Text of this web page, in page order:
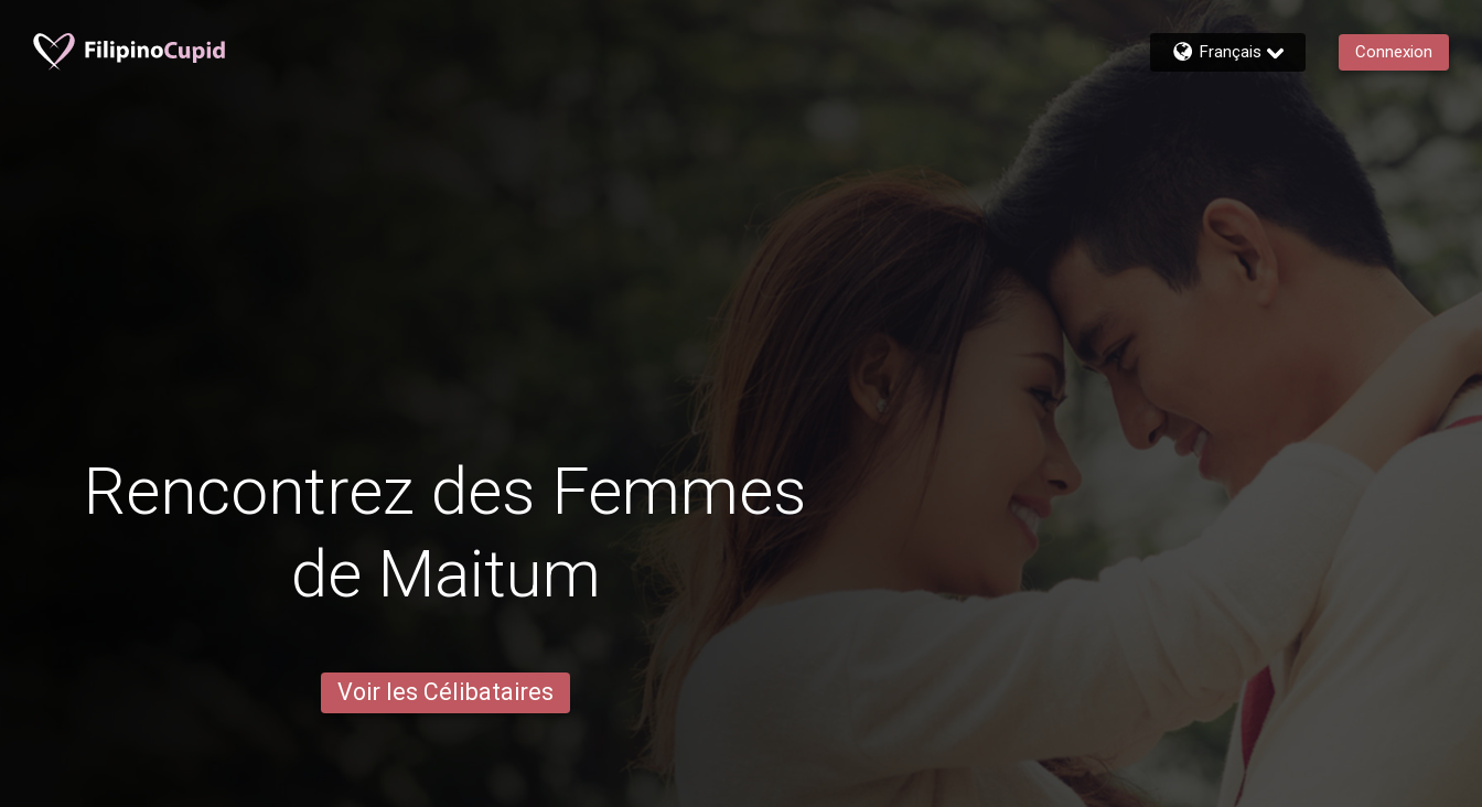
Français Connexion
Rencontrez des Femmes
de Maitum
Voir les Célibataires